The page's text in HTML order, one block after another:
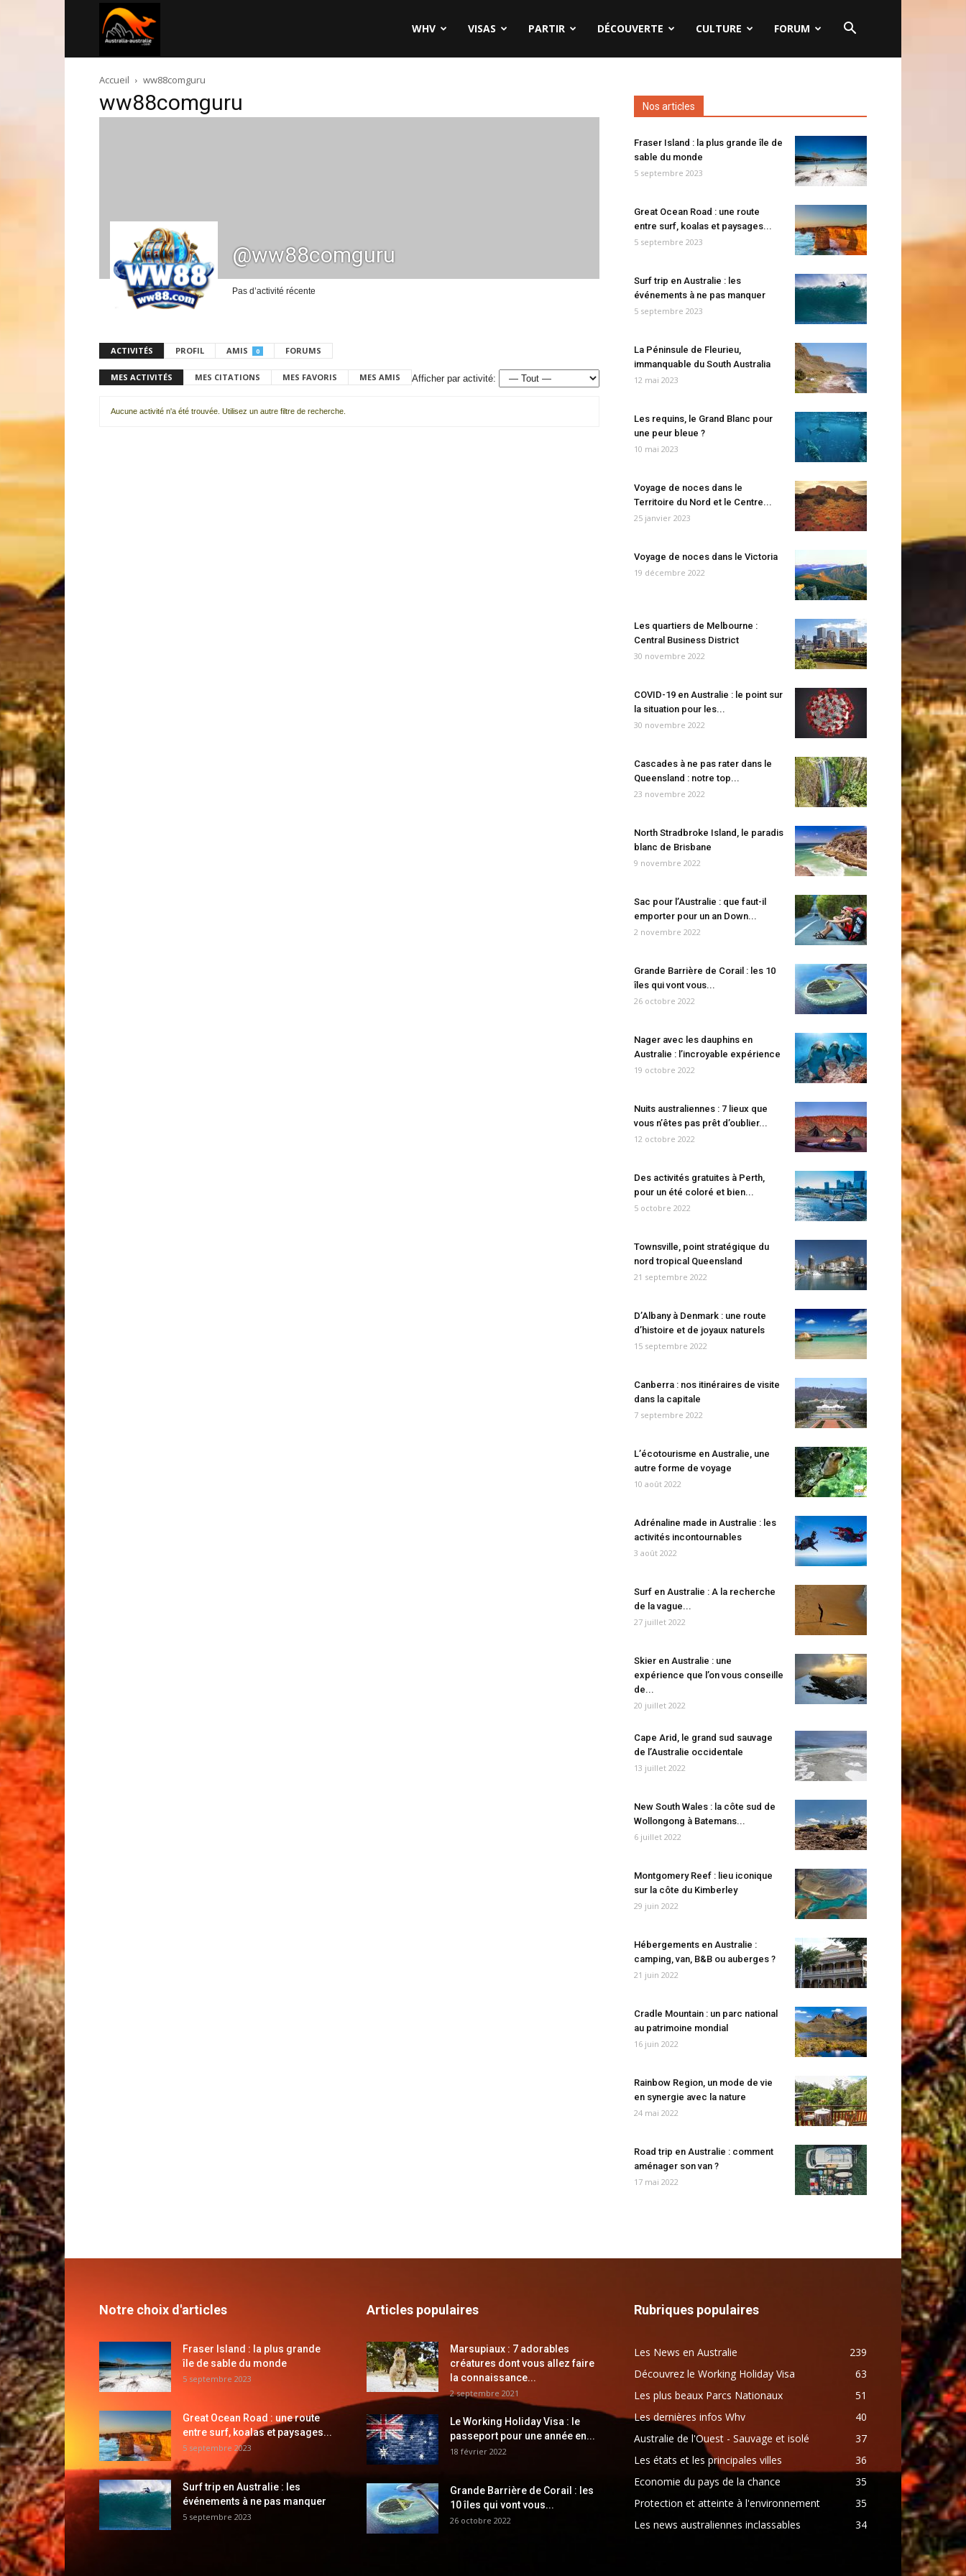
australie.com
WHV VISAS PARTIR DÉCOUVERTE CULTURE FORUM
Accueil ww88comguru
ww88comguru
@ww88comguru
Pas d’activité récente
ACTIVITÉS PROFIL AMIS 0 FORUMS
MES ACTIVITÉS MES CITATIONS MES FAVORIS MES AMIS Afficher par activité:
Aucune activité n'a été trouvée. Utilisez un autre filtre de recherche.
Nos articles
Fraser Island : la plus grande île de
sable du monde
5 septembre 2023
Great Ocean Road : une route
entre surf, koalas et paysages...
5 septembre 2023
Surf trip en Australie : les
événements à ne pas manquer
5 septembre 2023
La Péninsule de Fleurieu,
immanquable du South Australia
12 mai 2023
Les requins, le Grand Blanc pour
une peur bleue ?
10 mai 2023
Voyage de noces dans le
Territoire du Nord et le Centre...
25 janvier 2023
Voyage de noces dans le Victoria
19 décembre 2022
Les quartiers de Melbourne :
Central Business District
30 novembre 2022
COVID-19 en Australie : le point sur
la situation pour les...
30 novembre 2022
Cascades à ne pas rater dans le
Queensland : notre top...
23 novembre 2022
North Stradbroke Island, le paradis
blanc de Brisbane
9 novembre 2022
Sac pour l’Australie : que faut-il
emporter pour un an Down...
2 novembre 2022
Grande Barrière de Corail : les 10
îles qui vont vous...
26 octobre 2022
Nager avec les dauphins en
Australie : l’incroyable expérience
19 octobre 2022
Nuits australiennes : 7 lieux que
vous n’êtes pas prêt d’oublier...
12 octobre 2022
Des activités gratuites à Perth,
pour un été coloré et bien...
5 octobre 2022
Townsville, point stratégique du
nord tropical Queensland
21 septembre 2022
D’Albany à Denmark : une route
d’histoire et de joyaux naturels
15 septembre 2022
Canberra : nos itinéraires de visite
dans la capitale
7 septembre 2022
L’écotourisme en Australie, une
autre forme de voyage
10 août 2022
Adrénaline made in Australie : les
activités incontournables
3 août 2022
Surf en Australie : A la recherche
de la vague...
27 juillet 2022
Skier en Australie : une
expérience que l’on vous conseille
de...
20 juillet 2022
Cape Arid, le grand sud sauvage
de l’Australie occidentale
13 juillet 2022
New South Wales : la côte sud de
Wollongong à Batemans...
6 juillet 2022
Montgomery Reef : lieu iconique
sur la côte du Kimberley
29 juin 2022
Hébergements en Australie :
camping, van, B&B ou auberges ?
21 juin 2022
Cradle Mountain : un parc national
au patrimoine mondial
16 juin 2022
Rainbow Region, un mode de vie
en synergie avec la nature
24 mai 2022
Road trip en Australie : comment
aménager son van ?
17 mai 2022
Notre choix d'articles
Fraser Island : la plus grande
île de sable du monde
5 septembre 2023
Great Ocean Road : une route
entre surf, koalas et paysages...
5 septembre 2023
Surf trip en Australie : les
événements à ne pas manquer
5 septembre 2023
Articles populaires
Marsupiaux : 7 adorables
créatures dont vous allez faire
la connaissance...
2 septembre 2021
Le Working Holiday Visa : le
passeport pour une année en...
18 février 2022
Grande Barrière de Corail : les
10 îles qui vont vous...
26 octobre 2022
Rubriques populaires
Les News en Australie
239
Découvrez le Working Holiday Visa
63
Les plus beaux Parcs Nationaux
51
Les dernières infos Whv
40
Australie de l'Ouest - Sauvage et isolé
37
Les états et les principales villes
36
Economie du pays de la chance
35
Protection et atteinte à l'environnement
35
Les news australiennes inclassables
34